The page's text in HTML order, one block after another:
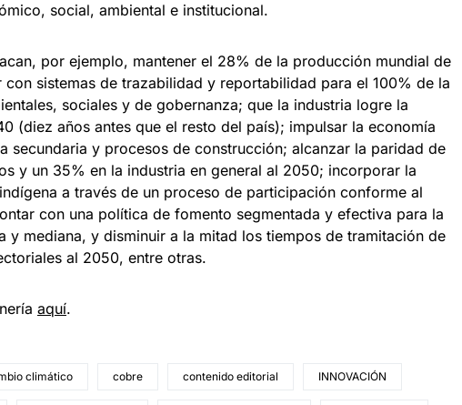
social, ambiental e institucional.
por ejemplo, mantener el 28% de la producción mundial de
sistemas de trazabilidad y reportabilidad para el 100% de la
sociales y de gobernanza; que la industria logre la
(diez años antes que el resto del país); impulsar la economía
secundaria y procesos de construcción; alcanzar la paridad de
y un 35% en la industria en general al 2050; incorporar la
a través de un proceso de participación conforme al
con una política de fomento segmentada y efectiva para la
y mediana, y disminuir a la mitad los tiempos de tramitación de
al 2050, entre otras.
aquí.
climático cobre contenido editorial INNOVACIÓN